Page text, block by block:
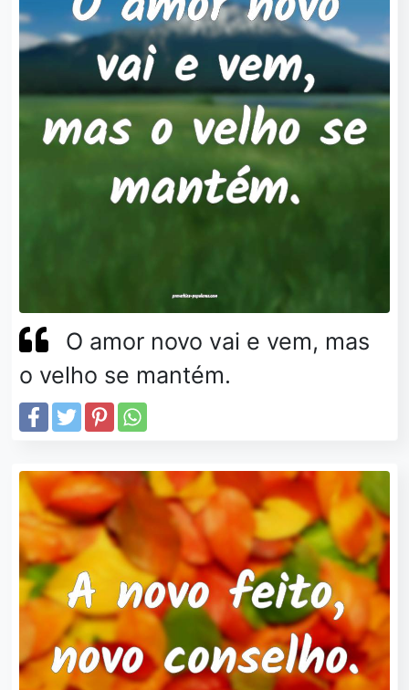
O amor novo vai e vem, mas
o velho se mantém.